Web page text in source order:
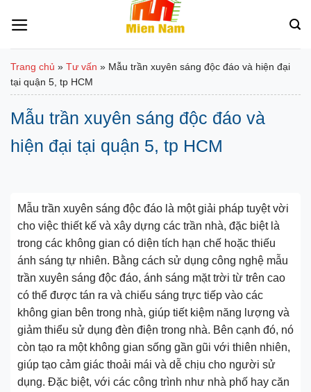
qua
Trang chủ » Tư vấn » Mẫu trần xuyên sáng độc đáo và hiện đại
tại quận 5, tp HCM
Mẫu trần xuyên sáng độc đáo và
hiện đại tại quận 5, tp HCM
Mẫu trần xuyên sáng độc đáo là một giải pháp tuyệt vời
cho việc thiết kế và xây dựng các trần nhà, đặc biệt là
trong các không gian có diện tích hạn chế hoặc thiếu
ánh sáng tự nhiên. Bằng cách sử dụng công nghệ mẫu
trần xuyên sáng độc đáo, ánh sáng mặt trời từ trên cao
có thể được tán ra và chiếu sáng trực tiếp vào các
không gian bên trong nhà, giúp tiết kiệm năng lượng và
giảm thiểu sử dụng đèn điện trong nhà. Bên cạnh đó, nó
còn tạo ra một không gian sống gần gũi với thiên nhiên,
giúp tạo cảm giác thoải mái và dễ chịu cho người sử
dụng. Đặc biệt, với các công trình như nhà phố hay căn